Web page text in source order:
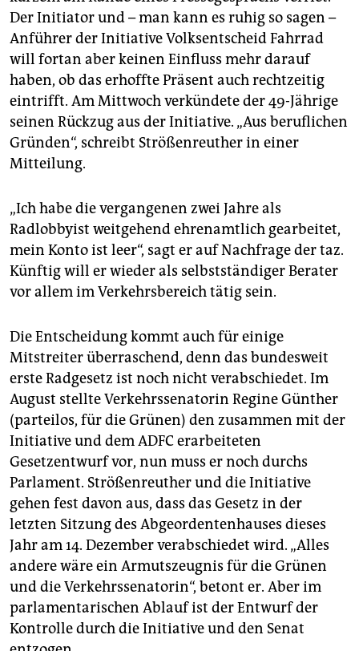
epaper login
Der Initiator und – man kann es ruhig so sagen –
Anführer der Initiative Volksentscheid Fahrrad
will fortan aber keinen Einfluss mehr darauf
haben, ob das erhoffte Präsent auch rechtzeitig
eintrifft. Am Mittwoch verkündete der 49-Jährige
seinen Rückzug aus der Initiative. „Aus beruflichen
Gründen“, schreibt Strößenreuther in einer
Mitteilung.
„Ich habe die vergangenen zwei Jahre als
Radlobbyist weitgehend ehrenamtlich gearbeitet,
mein Konto ist leer“, sagt er auf Nachfrage der taz.
Künftig will er wieder als selbstständiger Berater
vor allem im Verkehrsbereich tätig sein.
Die Entscheidung kommt auch für einige
Mitstreiter überraschend, denn das bundesweit
erste Radgesetz ist noch nicht verabschiedet. Im
August stellte Verkehrssenatorin Regine Günther
(parteilos, für die Grünen) den zusammen mit der
Initiative und dem ADFC erarbeiteten
Gesetzentwurf vor, nun muss er noch durchs
Parlament. Strößenreuther und die Initiative
gehen fest davon aus, dass das Gesetz in der
letzten Sitzung des Abgeordentenhauses dieses
Jahr am 14. Dezember verabschiedet wird. „Alles
andere wäre ein Armutszeugnis für die Grünen
und die Verkehrssenatorin“, betont er. Aber im
parlamentarischen Ablauf ist der Entwurf der
Kontrolle durch die Initiative und den Senat